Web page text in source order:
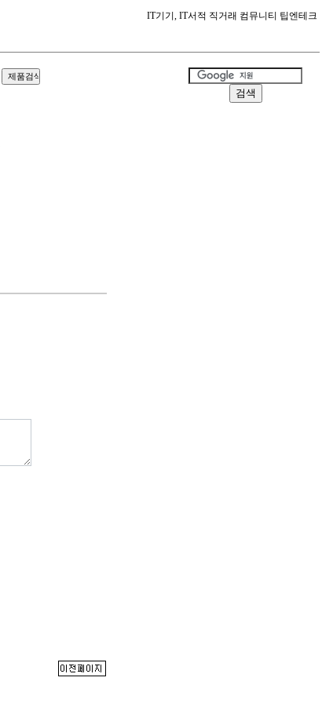
IT기기, IT서적 직거래 컴뮤니티 팁엔테크